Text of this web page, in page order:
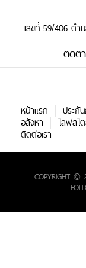
เลขที่ 59/406 ตำ
ติดต
หน้าแรก ประกั
อสังหา
ไลฟสไ
ติดต่อเรา
COPYRIGHT ©